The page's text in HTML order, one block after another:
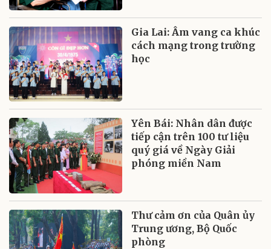
Gia Lai: Âm vang ca khúc
cách mạng trong trường
học
Yên Bái: Nhân dân được
tiếp cận trên 100 tư liệu
quý giá về Ngày Giải
phóng miền Nam
Thư cảm ơn của Quân ủy
Trung ương, Bộ Quốc
phòng